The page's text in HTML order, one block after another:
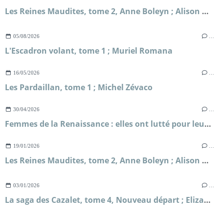
Les Reines Maudites, tome 2, Anne Boleyn ; Alison Weir
05/08/2026
L'Escadron volant, tome 1 ; Muriel Romana
16/05/2026
Les Pardaillan, tome 1 ; Michel Zévaco
30/04/2026
Femmes de la Renaissance : elles ont lutté pour leur liberté ; Sylvie Le Clech
19/01/2026
Les Reines Maudites, tome 2, Anne Boleyn ; Alison Weir
03/01/2026
La saga des Cazalet, tome 4, Nouveau départ ; Elizabeth Jane Howard